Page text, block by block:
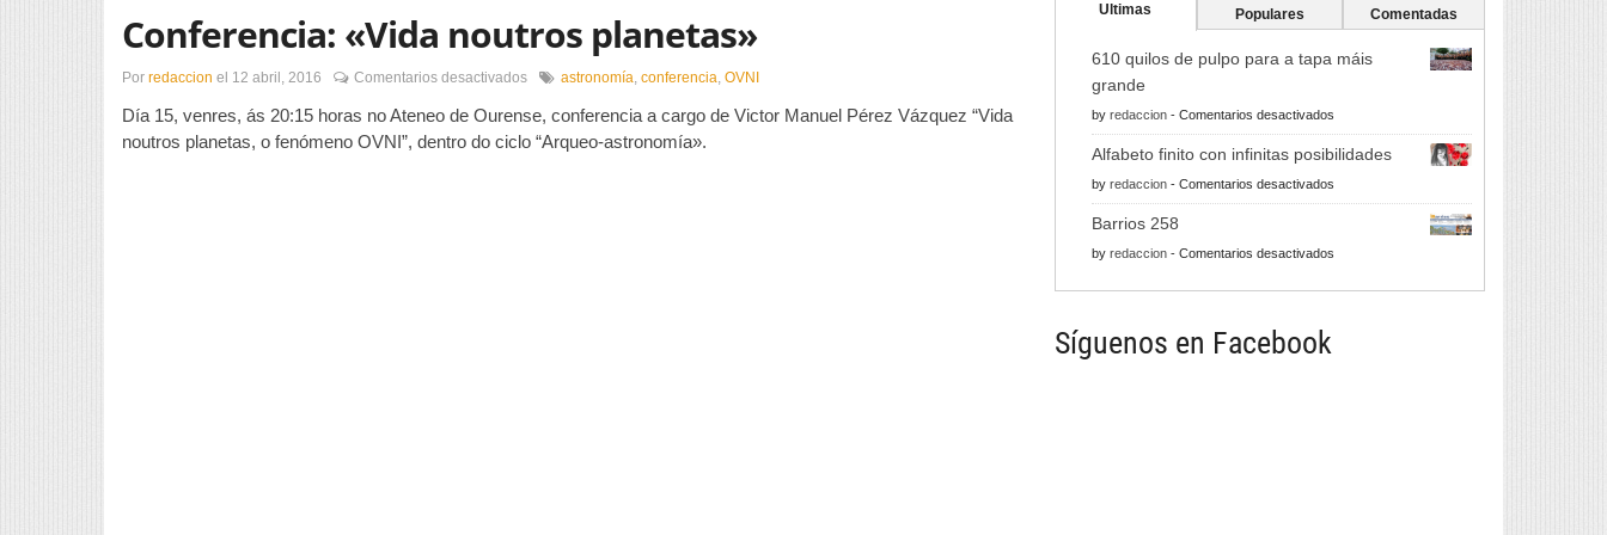
Conferencia: «Vida noutros planetas»
Por redaccion el 12 abril, 2016 Comentarios desactivadosen
«Vida
noutros
planetas»
astronomía conferencia OVNI
Día 15, venres, ás 20:15 horas no Ateneo de Ourense, conferencia a cargo de Victor Manuel Pérez Vázquez “Vida
noutros planetas, o fenómeno OVNI”, dentro do ciclo “Arqueo-astronomía».
Ultimas Populares Comentadas
610 quilos de pulpo para a tapa máis
grande
by redaccion - Comentarios desactivados
610
Alfabeto finito con infinitas posibilidades
by redaccion - Comentarios desactivados
Alfabeto
infinitas
Barrios 258
by redaccion - Comentarios desactivados
Síguenos en Facebook